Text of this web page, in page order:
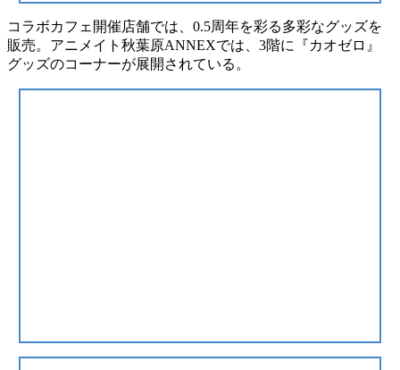
コラボカフェ開催店舗では、 0.5周年を彩る多彩なグッズを
販売。アニメイト秋葉原ANNEXでは、 3階に『カオゼロ』
グッズのコーナーが展開 されている。